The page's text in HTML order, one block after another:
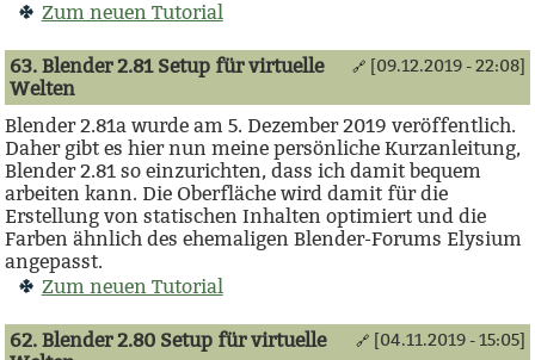
Zum neuen Tutorial
🔗 [09.12.2019 - 22:08]
63. Blender 2.81 Setup für virtuelle
Welten
Blender 2.81a wurde am 5. Dezember 2019 veröffentlich.
Daher gibt es hier nun meine persönliche Kurzanleitung,
Blender 2.81 so einzurichten, dass ich damit bequem
arbeiten kann. Die Oberfläche wird damit für die
Erstellung von statischen Inhalten optimiert und die
Farben ähnlich des ehemaligen Blender-Forums Elysium
angepasst.
Zum neuen Tutorial
🔗 [04.11.2019 - 15:05]
62. Blender 2.80 Setup für virtuelle